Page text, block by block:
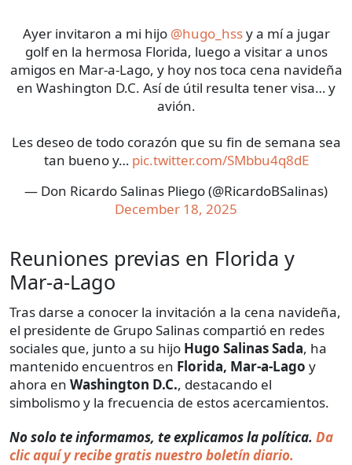
Ayer invitaron a mi hijo @hugo_hssy a mí a jugar
golf en la hermosa Florida, luego a visitar a unos
amigos en Mar-a-Lago, y hoy nos toca cena navideña
en Washington D.C. Así de útil resulta tener visa… y
avión.
Les deseo de todo corazón que su fin de semana sea
tan bueno y… pic.twitter.com/SMbbu4q8dE
— Don Ricardo Salinas Pliego (@RicardoBSalinas)
December 18, 2025
Reuniones previas en Florida y
Mar-a-Lago
Tras darse a conocer la invitación a la cena navideña,
el presidente de Grupo Salinas compartió en redes
sociales que, junto a su hijo Hugo Salinas Sada, ha
mantenido encuentros en Florida, Mar-a-Lago y
ahora en Washington D.C., destacando el
simbolismo y la frecuencia de estos acercamientos.
No solo te informamos, te explicamos la política. Da
clic aquí y recibe gratis nuestro boletín diario.